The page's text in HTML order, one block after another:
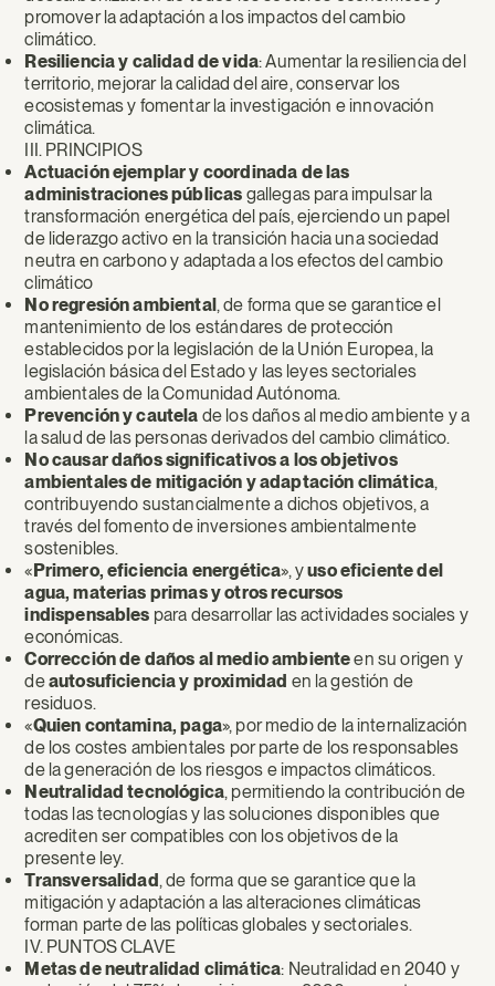
promover la adaptación a los impactos del cambio
climático.
Resiliencia y calidad de vida: Aumentar la resiliencia del
territorio, mejorar la calidad del aire, conservar los
ecosistemas y fomentar la investigación e innovación
climática.
III. PRINCIPIOS
Actuación ejemplar y coordinada de las
administraciones públicas gallegas para impulsar la
transformación energética del país, ejerciendo un papel
de liderazgo activo en la transición hacia una sociedad
neutra en carbono y adaptada a los efectos del cambio
climático
No regresión ambiental , de forma que se garantice el
mantenimiento de los estándares de protección
establecidos por la legislación de la Unión Europea, la
legislación básica del Estado y las leyes sectoriales
ambientales de la Comunidad Autónoma.
Prevención y cautela de los daños al medio ambiente y a
la salud de las personas derivados del cambio climático.
No causar daños significativos a los objetivos
ambientales de mitigación y adaptación climática,
contribuyendo sustancialmente a dichos objetivos, a
través del fomento de inversiones ambientalmente
sostenibles.
« Primero, eficiencia energética», yuso eficiente del
agua, materias primas y otros recursos
indispensables para desarrollar las actividades sociales y
económicas.
Corrección de daños al medio ambienteen su origen y
deautosuficiencia y proximidad en la gestión de
residuos.
«Quien contamina, paga», por medio de la internalización
de los costes ambientales por parte de los responsables
de la generación de los riesgos e impactos climáticos.
Neutralidad tecnológica, permitiendo la contribución de
todas las tecnologías y las soluciones disponibles que
acrediten ser compatibles con los objetivos de la
presente ley.
Transversalidad, de forma que se garantice que la
mitigación y adaptación a las alteraciones climáticas
forman parte de las políticas globales y sectoriales.
IV. PUNTOS CLAVE
Metas de neutralidad climática: Neutralidad en 2040 y